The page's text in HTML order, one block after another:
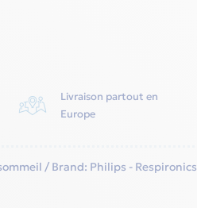
Livraison partout en
Europe
Brand: Philips - Respironics